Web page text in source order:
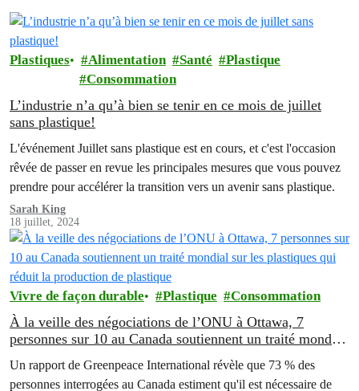
Plastiques Alimentation Santé
Plastique
Consommation
L’industrie n’a qu’à bien se tenir en ce mois de juillet
sans plastique!
L'événement Juillet sans plastique est en cours, et c'est l'occasion
rêvée de passer en revue les principales mesures que vous pouvez
prendre pour accélérer la transition vers un avenir sans plastique.
Sarah King
18 juillet, 2024
Vivre de façon durable Plastique Consommation
À la veille des négociations de l’ONU à Ottawa, 7
personnes sur 10 au Canada soutiennent un traité mondial
Un rapport de Greenpeace International révèle que 73 % des
personnes interrogées au Canada estiment qu'il est nécessaire de